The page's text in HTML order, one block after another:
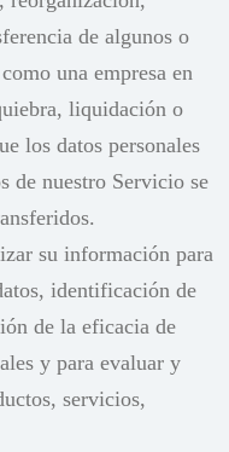
de algunos o
una empresa en
liquidación o
los datos personales
de nuestro Servicio se
su información para
identificación de
de la eficacia de
y para evaluar y
servicios,